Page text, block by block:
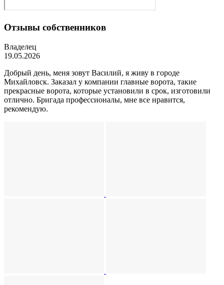
Отзывы собственников
Владелец
19.05.2026
Добрый день, меня зовут Василий, я живу в городе
Михайловск. Заказал у компании главные ворота, такие
прекрасные ворота, которые установили в срок, изготовили
отлично. Бригада профессионалы, мне все нравится,
рекомендую.